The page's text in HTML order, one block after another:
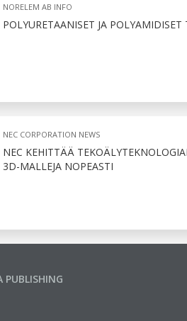
NORELEM AB INFO
POLYURETAANISET JA
NEC CORPORATION NEWS
NEC KEHITTÄÄ
3D-MALLEJA NOPEASTI